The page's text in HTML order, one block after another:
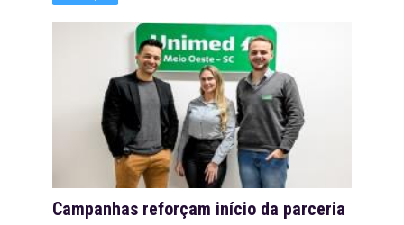
Campanhas reforçam início da parceria